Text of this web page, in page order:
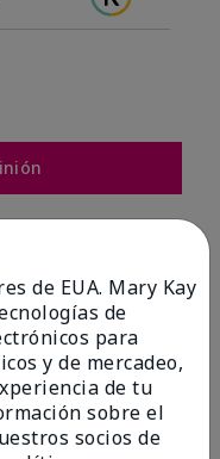
un amigo.
2
0
0
de EUA. Mary Kay
de
para
y de mercadeo,
de tu
sobre el
socios de